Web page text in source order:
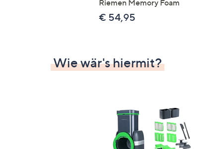
Riemen Memory Foam
€ 54,95
Wie wär's hiermit?